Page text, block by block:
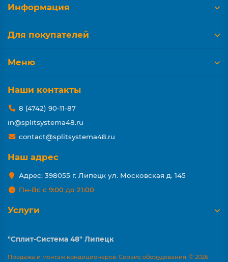
Информация
Для покупателей
Меню
Наши контакты
8 (4742) 90-11-87
in@splitsystema48.ru
contact@splitsystema48.ru
Наш адрес
Адрес: 398055 г. Липецк ул. Московская д. 145
Пн-Вс с 9:00 до 21:00
Услуги
"Сплит-Система 48" Липецк
Продажа и монтаж кондиционеров. Сервис оборудования. © 2026